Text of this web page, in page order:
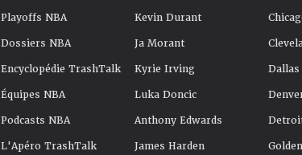
Playoffs NBA
Dossiers NBA
Encyclopédie TrashTalk
Équipes NBA
Podcasts NBA
L'Apéro TrashTalk
Kevin Durant
Ja Morant
Kyrie Irving
Luka Doncic
Anthony Edwards
James Harden